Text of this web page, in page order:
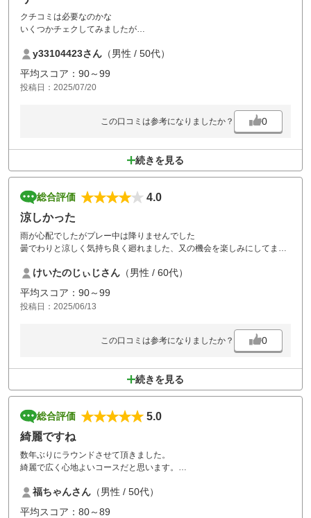
クチコミは必要なのかな
いくつかチェクしてみましたが
ゴルフ場の反応もなし
せっかくポイント制度があるかなら
クチコミまた、いいねで1000ポイントぐらいつけたら
y33104423さん （男性 / 50代）
平均スコア：90～99
投稿日：2025/07/20
この口コミは参考になりましたか？ 0
続きを見る
総合評価
4.0
涼しかった
雨が心配でしたがプレー中は降りませんでした
曇でわりと涼しく気持ち良く廻れました、又の機会を楽しみにしてま
けいたのじぃじさん （男性 / 60代）
平均スコア：90～99
投稿日：2025/06/13
この口コミは参考になりましたか？ 0
続きを見る
総合評価
5.0
綺麗ですね
数年ぶりにラウンドさせて頂きました。
綺麗で広く心地よいコースだと思います。
坦々麺美味しかったです。
福ちゃんさん （男性 / 50代）
平均スコア：80～89